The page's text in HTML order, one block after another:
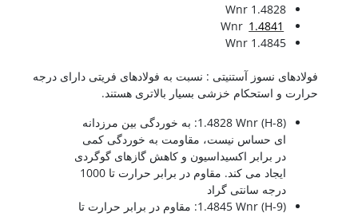
1.4828 Wnr
1.4841
1.4845 Wnr
فولادهای نسوز آستنیتی : نسبت به فولادهای فریتی دارای درجه
حرارت و استحکام خزشی بسیار بالاتری هستند.
(8-H) 1.4828 Wnr: به خوردگی بین مرزدانه
ای حساس نیست، مقاومت به خوردگی کمی
در برابر اکسیداسیون و کاهش گازهای گوگردی
ایجاد می کند. مقاوم در برابر حرارت تا 1000
درجه سانتی گراد
(9-H) 1.4845 Wnr: مقاوم در برابر حرارت تا